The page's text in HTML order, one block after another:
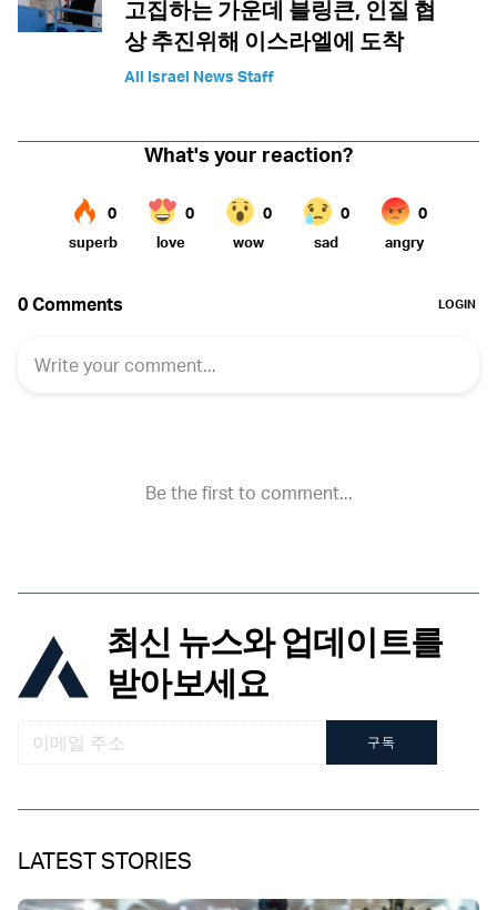
고집하는 가운데 블링큰, 인질 협
상 추진위해 이스라엘에 도착
All Israel News Staff
최신 뉴스와 업데이트를
받아보세요
구독
LATEST STORIES